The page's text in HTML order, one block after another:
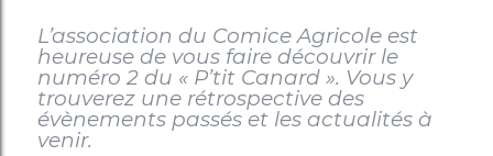
L’association du Comice Agricole est
heureuse de vous faire découvrir le
numéro 2 du « P’tit Canard ». Vous y
trouverez une rétrospective des
évènements passés et les actualités à
venir.